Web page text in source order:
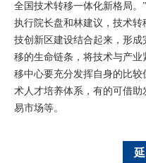
全国技术转移一体化新格局
执行院长盘和林建议，技术
技创新区建设结合起来，形
移的生命链条，将技术与产
移中心要充分发挥自身的比
术人才培养体系，有的可借
易市场等。